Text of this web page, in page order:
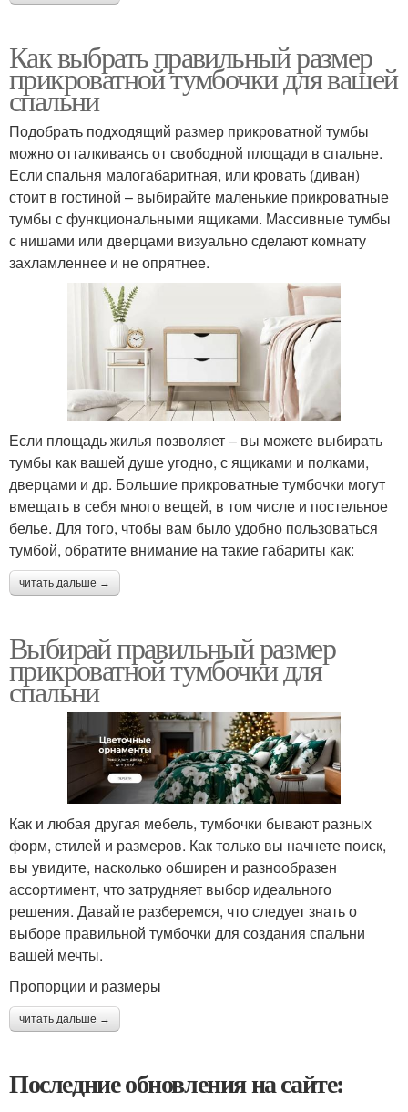
Как выбрать правильный размер
прикроватной тумбочки для вашей
спальни
Подобрать подходящий размер прикроватной тумбы
можно отталкиваясь от свободной площади в спальне.
Если спальня малогабаритная, или кровать (диван)
стоит в гостиной – выбирайте маленькие прикроватные
тумбы с функциональными ящиками. Массивные тумбы
с нишами или дверцами визуально сделают комнату
захламленнее и не опрятнее.
Если площадь жилья позволяет – вы можете выбирать
тумбы как вашей душе угодно, с ящиками и полками,
дверцами и др. Большие прикроватные тумбочки могут
вмещать в себя много вещей, в том числе и постельное
белье. Для того, чтобы вам было удобно пользоваться
тумбой, обратите внимание на такие габариты как:
читать дальше →
Выбирай правильный размер
прикроватной тумбочки для
спальни
Как и любая другая мебель, тумбочки бывают разных
форм, стилей и размеров. Как только вы начнете поиск,
вы увидите, насколько обширен и разнообразен
ассортимент, что затрудняет выбор идеального
решения. Давайте разберемся, что следует знать о
выборе правильной тумбочки для создания спальни
вашей мечты.
Пропорции и размеры
читать дальше →
Последние обновления на сайте: